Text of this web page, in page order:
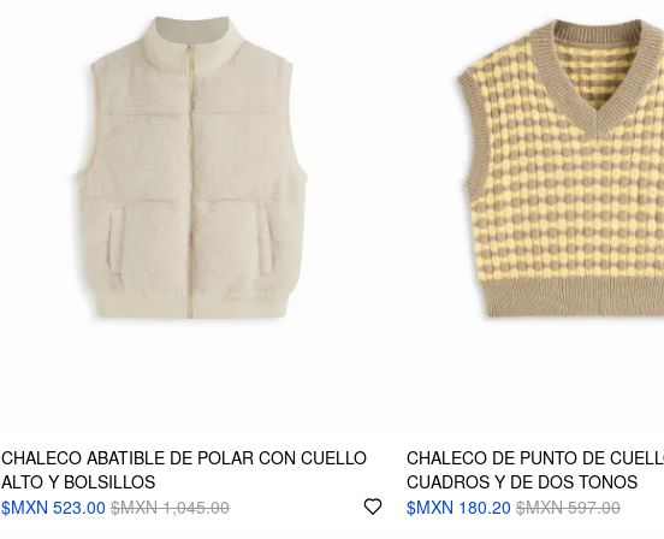
CHALECO ABATIBLE DE POLAR CON CUELLO
ALTO Y BOLSILLOS
$MXN 523.00 $MXN 1,045.00
CHALECO DE PUNTO DE
CUADROS Y DE DOS TONOS
$MXN 180.20 $MXN 597.00